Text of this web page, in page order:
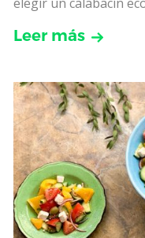
Leer más